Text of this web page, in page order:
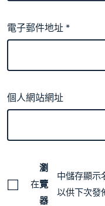
電子郵件地址*
個人網站網址
在
瀏
覽
器
中儲存顯示
以供下次發